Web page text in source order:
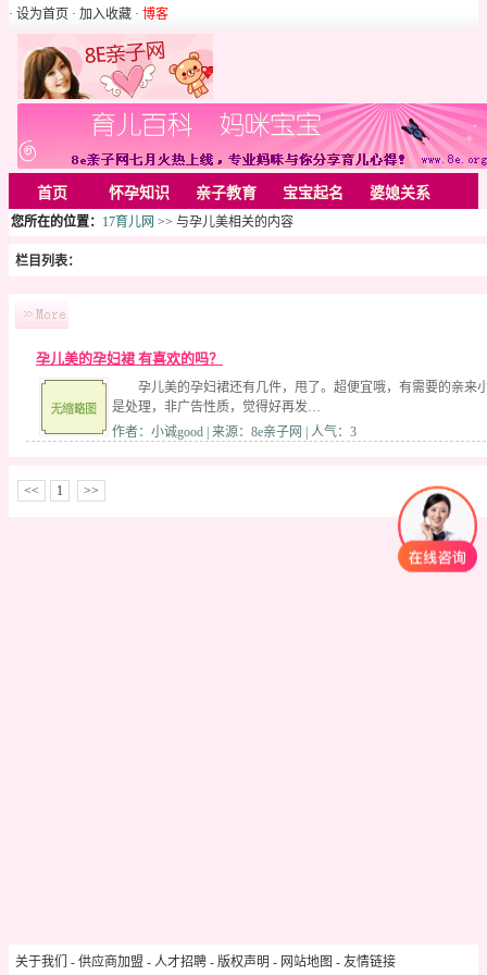
· 设为首页 · 加入收藏 · 博客
首页 怀孕知识 亲子教育 宝宝起名 婆媳关系
母婴用品 胎教音乐 婚姻家庭
美容化装
您所在的位置： 17育儿网 >> 与孕儿美相关的内容
栏目列表：
孕儿美的孕妇裙 有喜欢的吗？
孕儿美的孕妇裙还有几件，甩了。超便宜哦，有需要的亲来
是处理，非广告性质，觉得好再发…
作者：小诚good | 来源：8e亲子网 | 人气：3
<< 1 >>
关于我们 - 供应商加盟 - 人才招聘 - 版权声明 - 网站地图 - 友情链接